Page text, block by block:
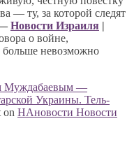
— ту, за которой следят
Новости Израиля |
о войне,
больше невозможно
Муждабаевым —
Украины. Тель-
on НАновости Новости